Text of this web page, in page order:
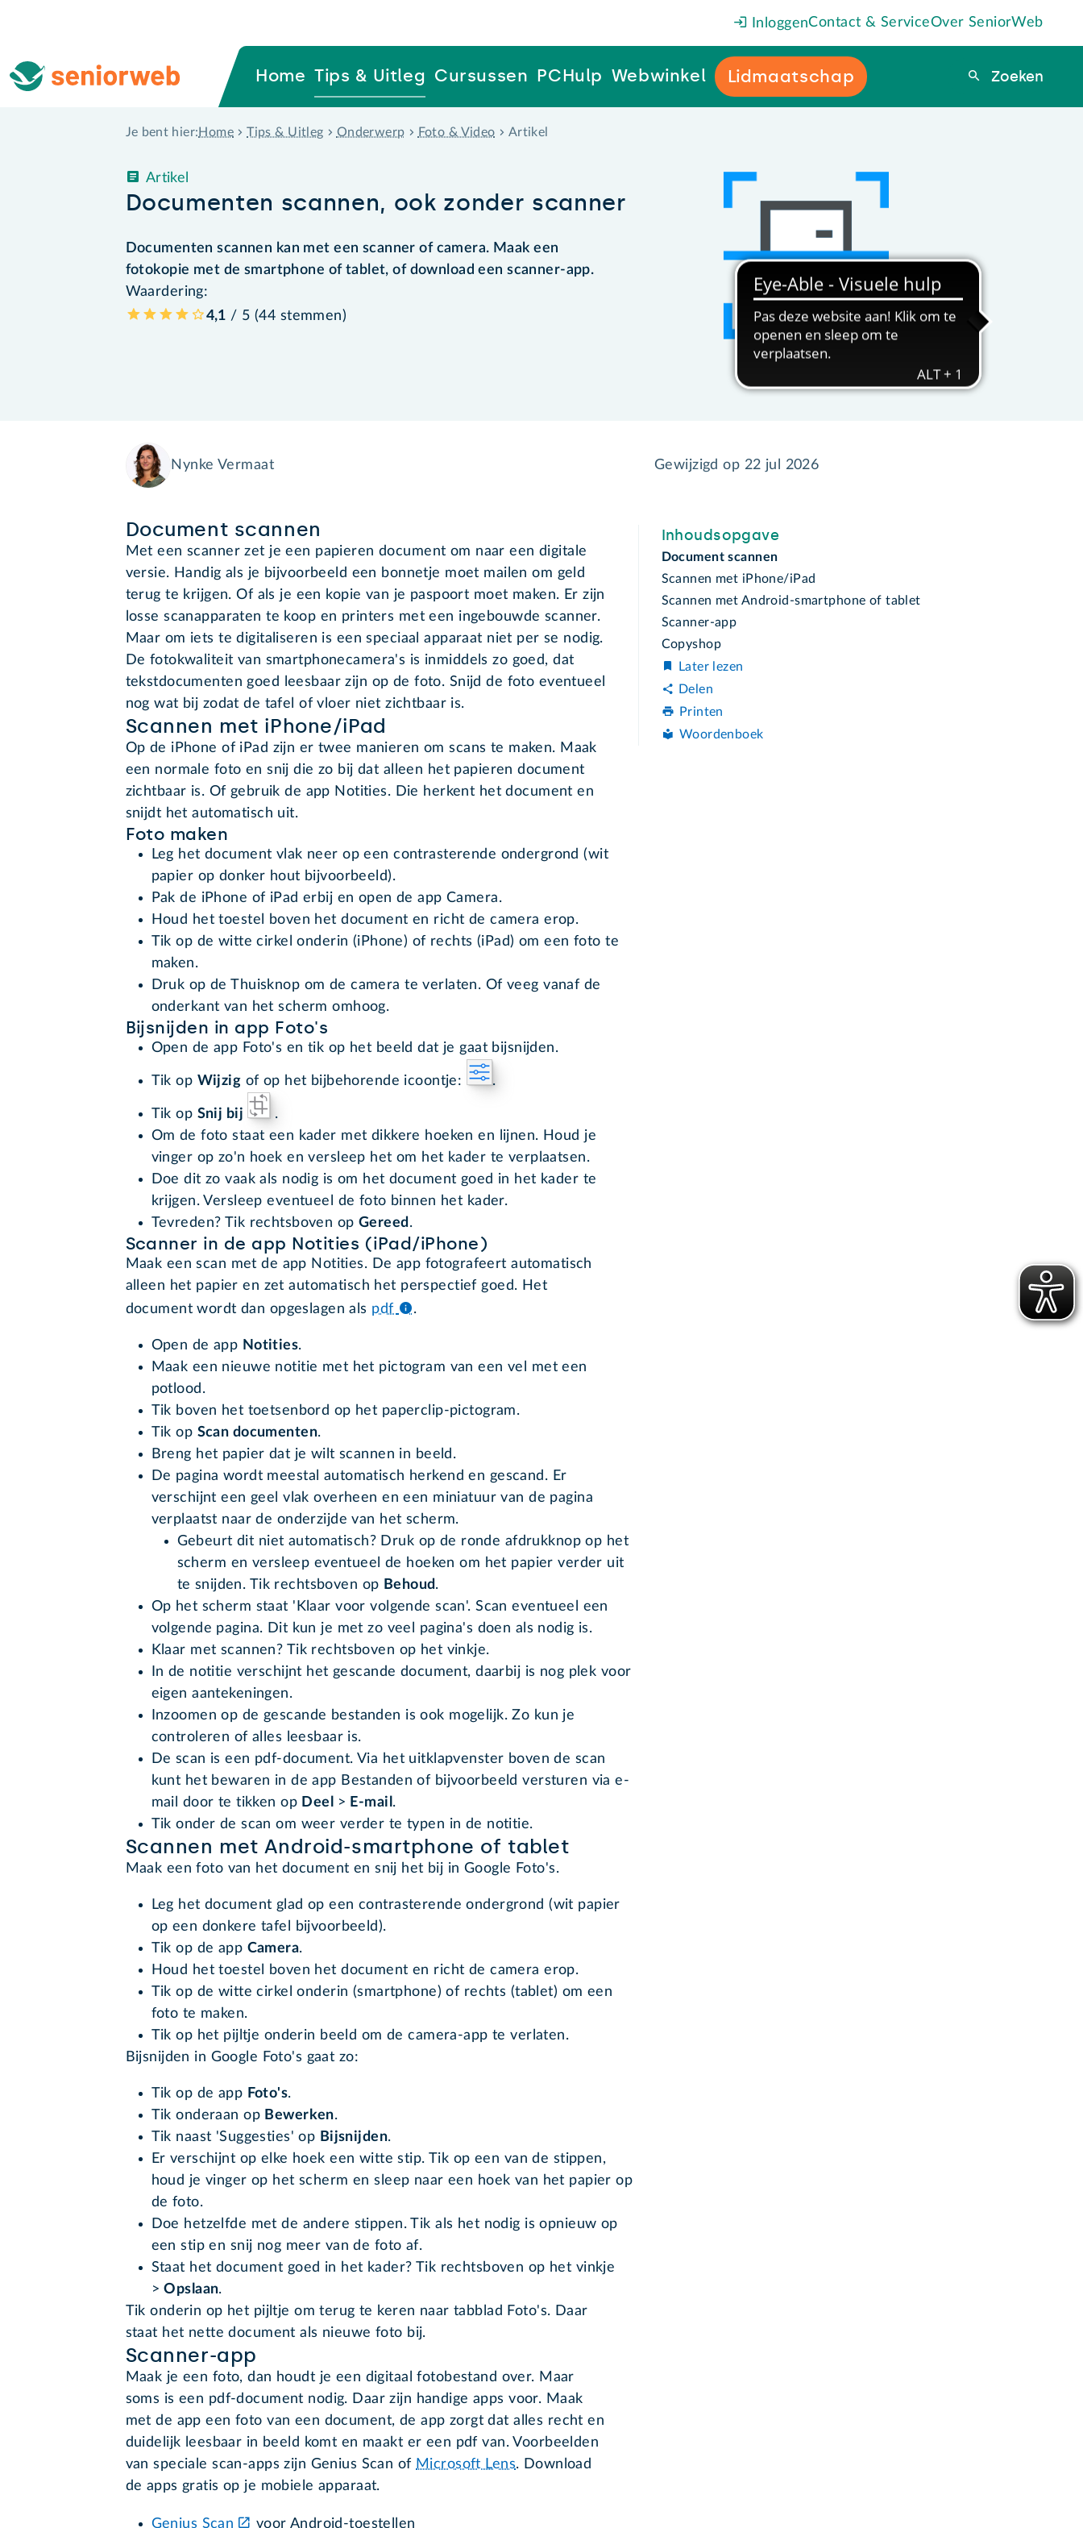
InloggenContact & ServiceOver SeniorWeb
Home Tips & Uitleg Cursussen PCHulp Webwinkel Lidmaatschap Zoeken
Zoeken
Je bent hier: Home Tips & Uitleg Onderwerp Foto & Video Artikel
Documenten scannen, ook zonder scanner
Artikel
Documenten scannen kan met een scanner of camera. Maak een
fotokopie met de smartphone of tablet, of download een scanner-app.
Waardering:
4,1 / 5 (44 stemmen)
Nynke Vermaat Gewijzigd op 22 jul 2026
Document scannen
Met een scanner zet je een papieren document om naar een digitale
versie. Handig als je bijvoorbeeld een bonnetje moet mailen om geld
terug te krijgen. Of als je een kopie van je paspoort moet maken. Er zijn
losse scanapparaten te koop en printers met een ingebouwde scanner.
Maar om iets te digitaliseren is een speciaal apparaat niet per se nodig.
De fotokwaliteit van smartphonecamera's is inmiddels zo goed, dat
tekstdocumenten goed leesbaar zijn op de foto. Snijd de foto eventueel
nog wat bij zodat de tafel of vloer niet zichtbaar is.
Scannen met iPhone/iPad
Op de iPhone of iPad zijn er twee manieren om scans te maken. Maak
een normale foto en snij die zo bij dat alleen het papieren document
zichtbaar is. Of gebruik de app Notities. Die herkent het document en
snijdt het automatisch uit.
Foto maken
Leg het document vlak neer op een contrasterende ondergrond (wit
papier op donker hout bijvoorbeeld).
Pak de iPhone of iPad erbij en open de app Camera.
Houd het toestel boven het document en richt de camera erop.
Tik op de witte cirkel onderin (iPhone) of rechts (iPad) om een foto te
maken.
Druk op de Thuisknop om de camera te verlaten. Of veeg vanaf de
onderkant van het scherm omhoog.
Bijsnijden in app Foto's
Open de app Foto's en tik op het beeld dat je gaat bijsnijden.
Tik op Wijzig of op het bijbehorende icoontje: .
Tik op Snij bij
.
Om de foto staat een kader met dikkere hoeken en lijnen. Houd je
vinger op zo'n hoek en versleep het om het kader te verplaatsen.
Doe dit zo vaak als nodig is om het document goed in het kader te
krijgen. Versleep eventueel de foto binnen het kader.
Tevreden? Tik rechtsboven op Gereed .
Scanner in de app Notities (iPad/iPhone)
Maak een scan met de app Notities. De app fotografeert automatisch
alleen het papier en zet automatisch het perspectief goed. Het
document wordt dan opgeslagen als pdf .
Open de app Notities.
Maak een nieuwe notitie met het pictogram van een vel met een
potlood.
Tik boven het toetsenbord op het paperclip-pictogram.
Tik op Scan documenten.
Breng het papier dat je wilt scannen in beeld.
De pagina wordt meestal automatisch herkend en gescand. Er
verschijnt een geel vlak overheen en een miniatuur van de pagina
verplaatst naar de onderzijde van het scherm.
Gebeurt dit niet automatisch? Druk op de ronde afdrukknop op het
scherm en versleep eventueel de hoeken om het papier verder uit
te snijden. Tik rechtsboven op Behoud.
Op het scherm staat 'Klaar voor volgende scan'. Scan eventueel een
volgende pagina. Dit kun je met zo veel pagina's doen als nodig is.
Klaar met scannen? Tik rechtsboven op het vinkje.
In de notitie verschijnt het gescande document, daarbij is nog plek voor
eigen aantekeningen.
Inzoomen op de gescande bestanden is ook mogelijk. Zo kun je
controleren of alles leesbaar is.
De scan is een pdf-document. Via het uitklapvenster boven de scan
kunt het bewaren in de app Bestanden of bijvoorbeeld versturen via e-
mail door te tikken op Deel > E-mail .
Tik onder de scan om weer verder te typen in de notitie.
Scannen met Android-smartphone of tablet
Maak een foto van het document en snij het bij in Google Foto's.
Leg het document glad op een contrasterende ondergrond (wit papier
op een donkere tafel bijvoorbeeld).
Tik op de app Camera.
Houd het toestel boven het document en richt de camera erop.
Tik op de witte cirkel onderin (smartphone) of rechts (tablet) om een
foto te maken.
Tik op het pijltje onderin beeld om de camera-app te verlaten.
Bijsnijden in Google Foto's gaat zo:
Tik op de app Foto's.
Tik onderaan op Bewerken.
Tik naast 'Suggesties' op Bijsnijden.
Er verschijnt op elke hoek een witte stip. Tik op een van de stippen,
houd je vinger op het scherm en sleep naar een hoek van het papier op
de foto.
Doe hetzelfde met de andere stippen. Tik als het nodig is opnieuw op
een stip en snij nog meer van de foto af.
Staat het document goed in het kader? Tik rechtsboven op het vinkje
>Opslaan.
Tik onderin op het pijltje om terug te keren naar tabblad Foto's. Daar
staat het nette document als nieuwe foto bij.
Scanner-app
Maak je een foto, dan houdt je een digitaal fotobestand over. Maar
soms is een pdf-document nodig. Daar zijn handige apps voor. Maak
met de app een foto van een document, de app zorgt dat alles recht en
duidelijk leesbaar in beeld komt en maakt er een pdf van. Voorbeelden
van speciale scan-apps zijn Genius Scan of Microsoft Lens. Download
de apps gratis op je mobiele apparaat.
Genius Scan voor Android-toestellen
Inhoudsopgave
Document scannen
Scannen met iPhone/iPad
Scannen met Android-smartphone of tablet
Scanner-app
Copyshop
Later lezen
Delen
Printen
Woordenboek